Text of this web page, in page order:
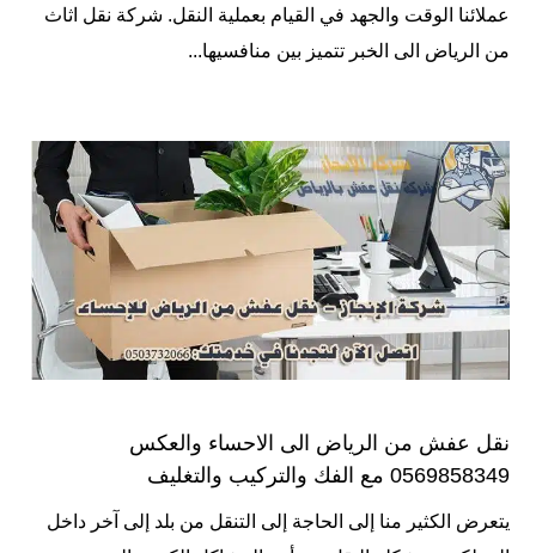
عملائنا الوقت والجهد في القيام بعملية النقل. شركة نقل اثاث
من الرياض الى الخبر تتميز بين منافسيها...
نقل عفش من الرياض الى الاحساء والعكس
0569858349 مع الفك والتركيب والتغليف
يتعرض الكثير منا إلى الحاجة إلى التنقل من بلد إلى آخر داخل